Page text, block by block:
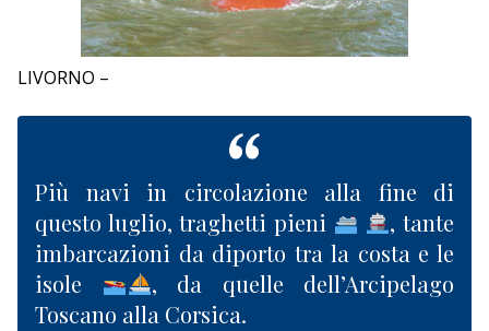
NAUTICA
EDITORIALI
LIVORNO –
Più navi in circolazione alla fine di
questo luglio, traghetti pieni
, tante
imbarcazioni da diporto tra la costa e le
isole
, da quelle dell’Arcipelago
Toscano alla Corsica.